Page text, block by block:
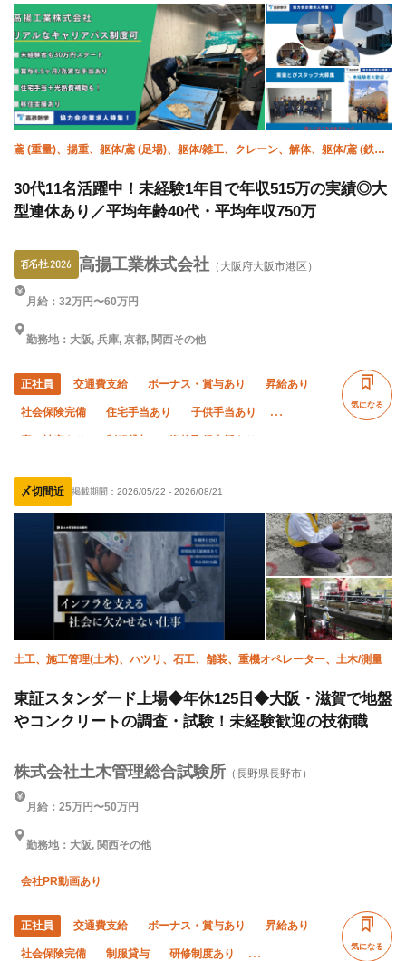
残業月10時間以下
鳶 (重量)、揚重、躯体/鳶 (足場)、躯体/雑工、クレーン、解体、躯体/鳶 (鉄
30代11名活躍中！未経験1年目で年収515万の実績◎大
型連休あり／平均年齢40代・平均年収750万
高揚工業株式会社 （大阪府大阪市港区）
月給：32万円〜60万円
勤務地：大阪, 兵庫, 京都, 関西その他
正社員 交通費支給 ボーナス・賞与あり 昇給あり
社会保険完備 住宅手当あり 子供手当あり
研修制度あり 未経験OK 経験者優遇
残業月10時間以下 年末年始休暇
夏季休暇 転勤なし 夜勤あり
気になる
〆切間近 掲載期間： 2026/05/22 - 2026/08/21
土工、施工管理(土木)、ハツリ、石工、舗装、重機オペレーター、土木/測量
東証スタンダード上場◆年休125日◆大阪・滋賀で地盤
やコンクリートの調査・試験！未経験歓迎の技術職
株式会社土木管理総合試験所 （長野県長野市）
月給：25万円〜50万円
勤務地：大阪, 関西その他
会社PR動画あり
正社員 交通費支給 ボーナス・賞与あり 昇給あり
社会保険完備 制服貸与 研修制度あり
気になる